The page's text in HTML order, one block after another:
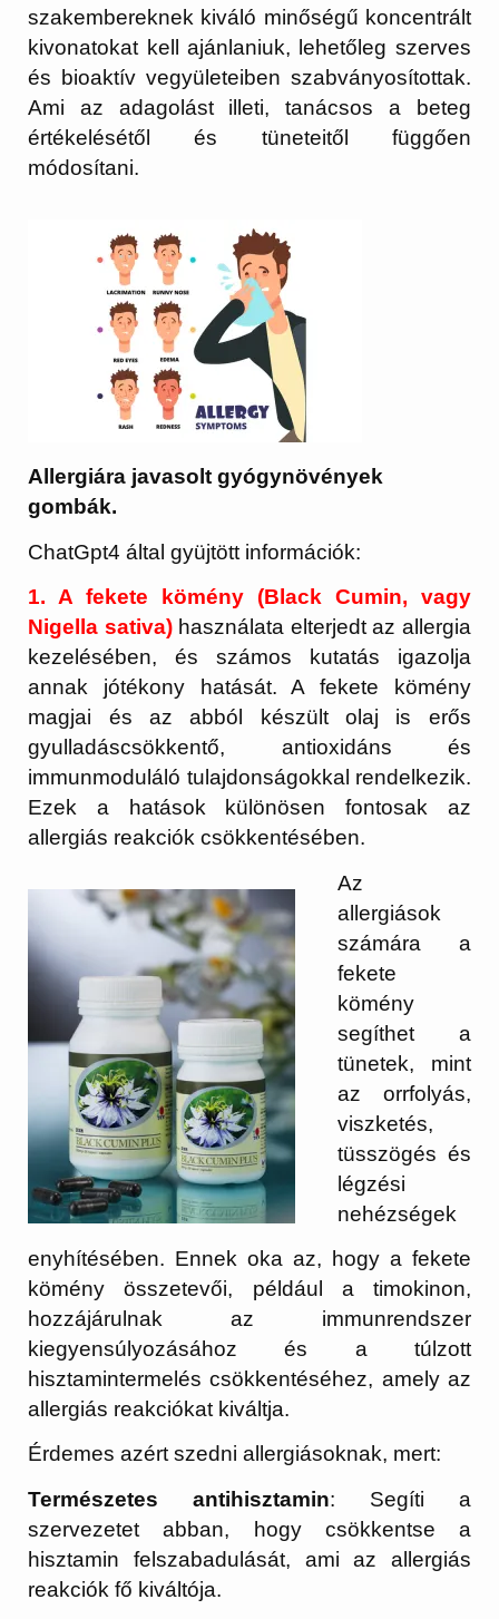
szakembereknek kiváló minőségű koncentrált
kivonatokat kell ajánlaniuk, lehetőleg szerves
és bioaktív vegyületeiben szabványosítottak.
Ami az adagolást illeti, tanácsos a beteg
értékelésétől és tüneteitől függően
módosítani.
Allergiára javasolt gyógynövények
gombák.
ChatGpt4 által gyüjtött információk:
1. A fekete kömény (Black Cumin, vagy
Nigella sativa)használata elterjedt az allergia
kezelésében, és számos kutatás igazolja
annak jótékony hatását. A fekete kömény
magjai és az abból készült olaj is erős
gyulladáscsökkentő, antioxidáns és
immunmoduláló tulajdonságokkal rendelkezik.
Ezek a hatások különösen fontosak az
allergiás reakciók csökkentésében.
Az
allergiások
számára a
fekete
kömény
segíthet a
tünetek, mint
az orrfolyás,
viszketés,
tüsszögés és
légzési
nehézségek
enyhítésében. Ennek oka az, hogy a fekete
kömény összetevői, például a timokinon,
hozzájárulnak az immunrendszer
kiegyensúlyozásához és a túlzott
hisztamintermelés csökkentéséhez, amely az
allergiás reakciókat kiváltja.
Érdemes azért szedni allergiásoknak, mert:
Természetes antihisztamin: Segíti a
szervezetet abban, hogy csökkentse a
hisztamin felszabadulását, ami az allergiás
reakciók fő kiváltója.